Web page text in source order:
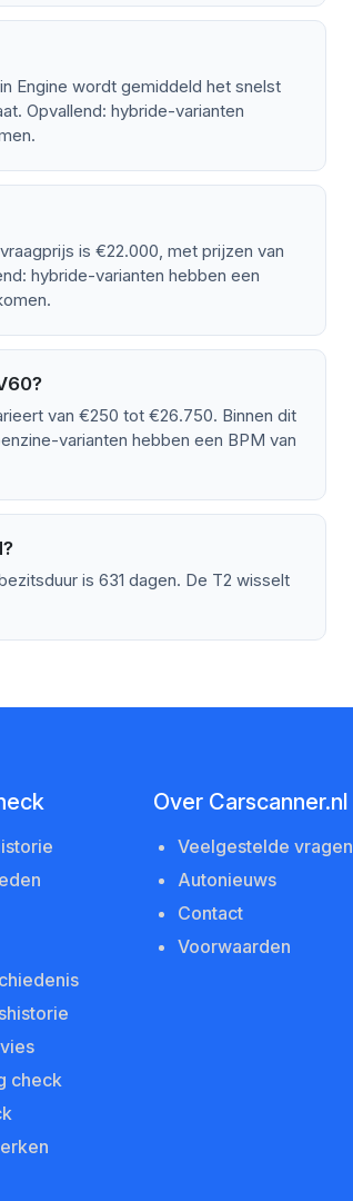
Engine wordt gemiddeld het snelst
Opvallend: hybride-varianten
is €22.000, met prijzen van
hybride-varianten hebben een
van €250 tot €26.750. Binnen dit
varianten hebben een BPM van
is 631 dagen. De T2 wisselt
check
Over Carscanner.nl
Veelgestelde vragen
Autonieuws
Contact
Voorwaarden